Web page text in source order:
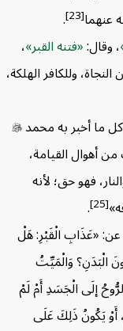
[23]
.
فتنه القبر ،
وللكافر الهلكة،
أخبر به محمد
القيامة،
فهو حق؛ لأنه
.
«عَذَابِ الْقَبْرِ: هَلْ
وَالْمَيِّتُ
إلَى الْجَسَدِ أَمْ لَمْ
يَكُونُ ذَلِكَ عَلَى